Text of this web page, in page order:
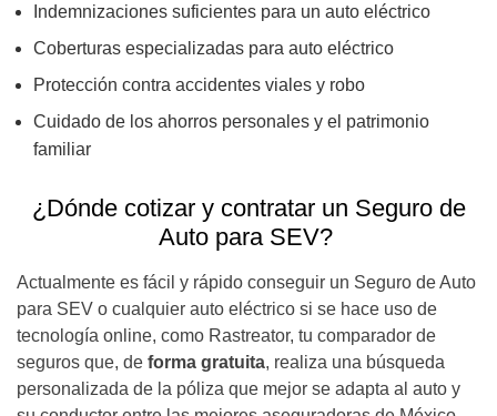
Indemnizaciones suficientes para un auto eléctrico
Coberturas especializadas para auto eléctrico
Protección contra accidentes viales y robo
Cuidado de los ahorros personales y el patrimonio
familiar
¿Dónde cotizar y contratar un Seguro de
Auto para SEV?
Actualmente es fácil y rápido conseguir un Seguro de Auto
para SEV o cualquier auto eléctrico si se hace uso de
tecnología online, como Rastreator, tu comparador de
seguros que, de forma gratuita, realiza una búsqueda
personalizada de la póliza que mejor se adapta al auto y